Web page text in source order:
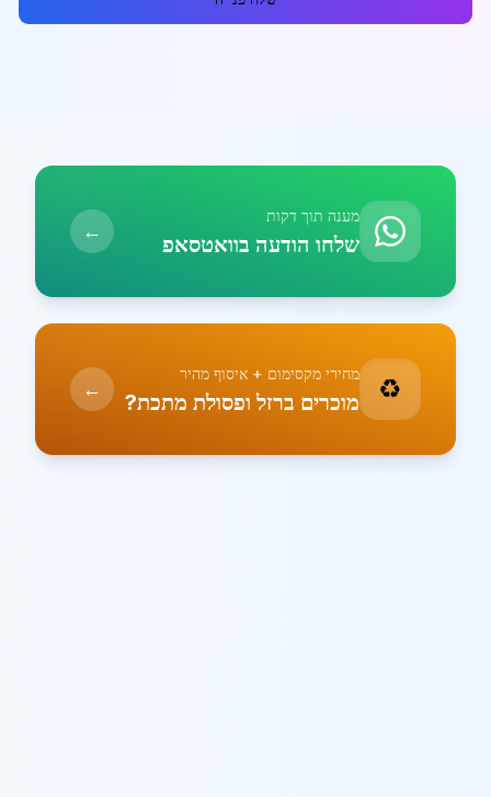
מענה תוך דקות
שלחו הודעה בוואטסאפ ←
♻️ מחירי מקסימום + איסוף מהיר
מוכרים ברזל ופסולת מתכת? ←